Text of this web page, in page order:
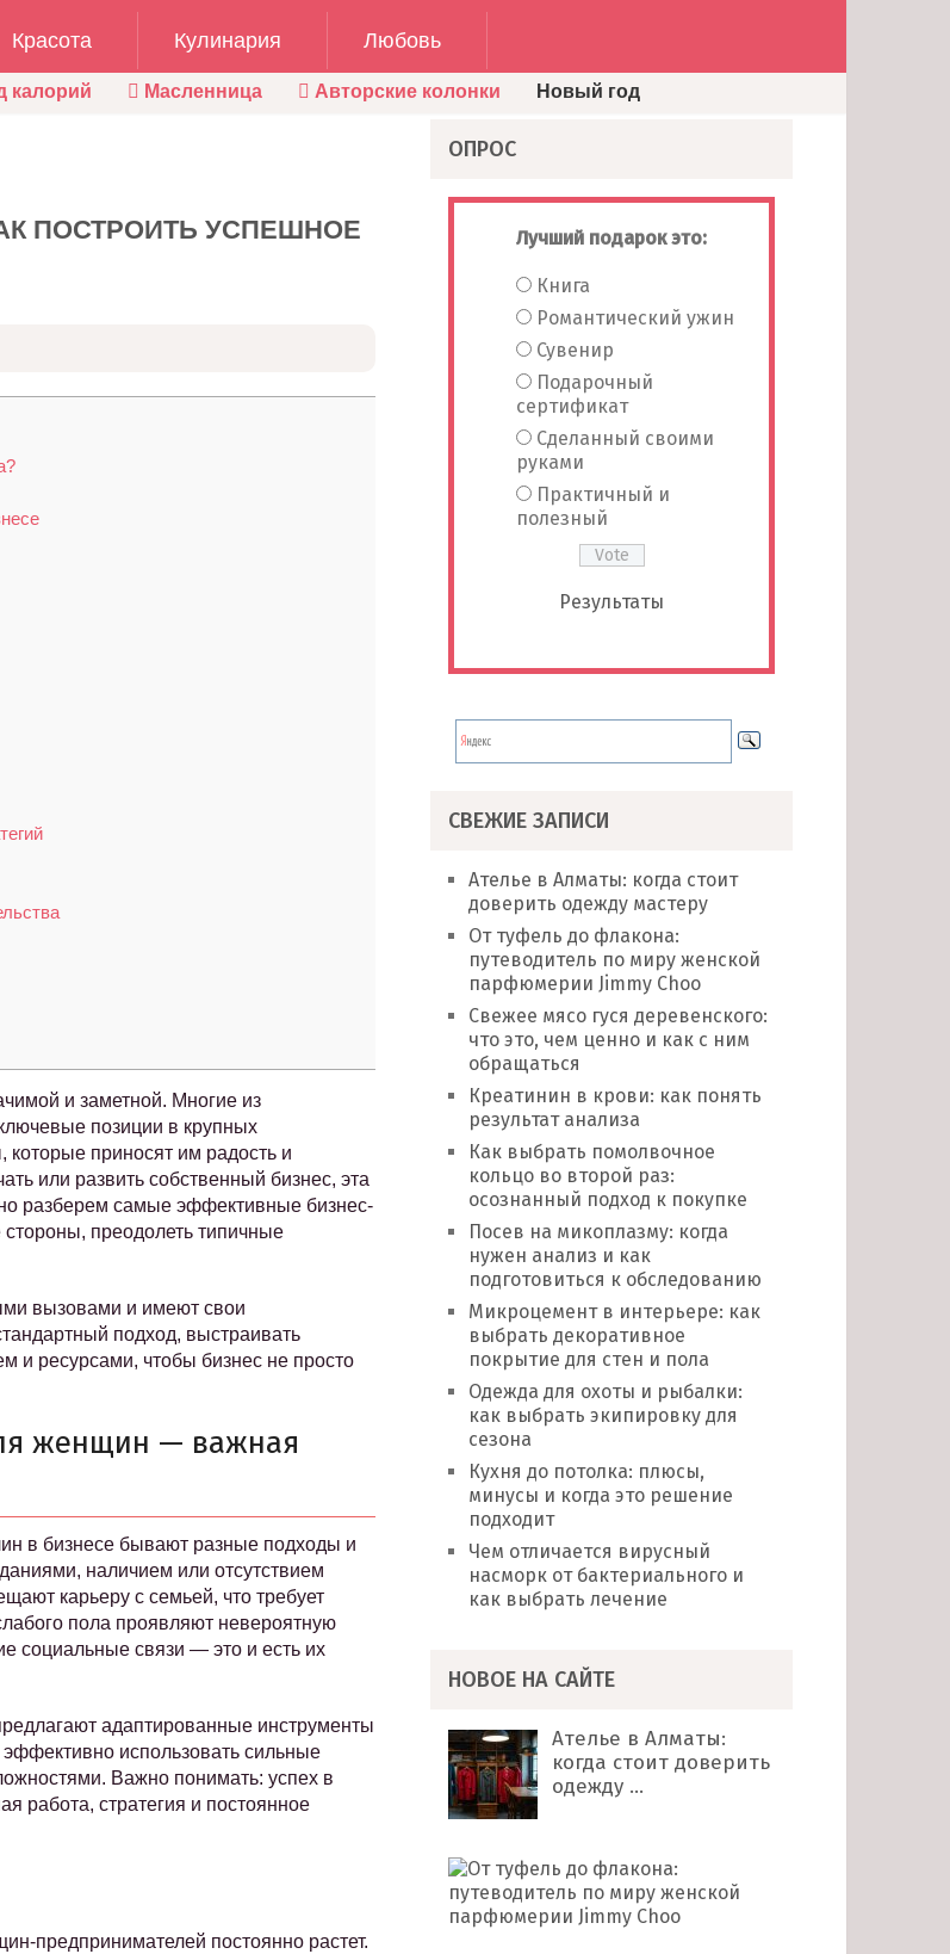
Красота Кулинария Любовь
калорий Масленница Авторские колонки Новый год
ПОСТРОИТЬ УСПЕШНОЕ
и заметной. Многие из
позиции в крупных
приносят им радость и
или развить собственный бизнес, эта
разберем самые эффективные бизнес-
преодолеть типичные
вызовами и имеют свои
подход, выстраивать
и ресурсами, чтобы бизнес не просто
женщин — важная
в бизнесе бывают разные подходы и
наличием или отсутствием
карьеру с семьей, что требует
пола проявляют невероятную
социальные связи — это и есть их
адаптированные инструменты
использовать сильные
Важно понимать: успех в
работа, стратегия и постоянное
предпринимателей постоянно растет.
ОПРОС
Лучший подарок это:
Книга
Романтический ужин
Сувенир
Подарочный
сертификат
Сделанный своими
руками
Практичный и
полезный
Результаты
СВЕЖИЕ ЗАПИСИ
Ателье в Алматы: когда стоит
доверить одежду мастеру
От туфель до флакона:
путеводитель по миру женской
парфюмерии Jimmy Choo
Свежее мясо гуся деревенского:
что это, чем ценно и как с ним
обращаться
Креатинин в крови: как понять
результат анализа
Как выбрать помолвочное
кольцо во второй раз:
осознанный подход к покупке
Посев на микоплазму: когда
нужен анализ и как
подготовиться к обследованию
Микроцемент в интерьере: как
выбрать декоративное
покрытие для стен и пола
Одежда для охоты и рыбалки:
как выбрать экипировку для
сезона
Кухня до потолка: плюсы,
минусы и когда это решение
подходит
Чем отличается вирусный
насморк от бактериального и
как выбрать лечение
НОВОЕ НА САЙТЕ
Ателье в Алматы:
когда стоит доверить
одежду …